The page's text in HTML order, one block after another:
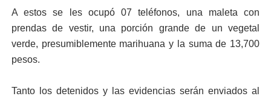
A estos se les ocupó 07 teléfonos, una maleta con
prendas de vestir, una porción grande de un vegetal
verde, presumiblemente marihuana y la suma de 13,700
pesos.
Tanto los detenidos y las evidencias serán enviados al